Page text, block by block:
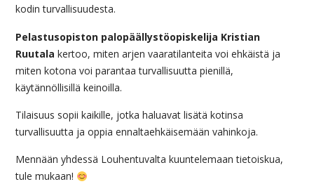
kodin turvallisuudesta.
Pelastusopiston palopäällystöopiskelija Kristian
Ruutala kertoo, miten arjen vaaratilanteita voi ehkäistä ja
miten kotona voi parantaa turvallisuutta pienillä,
käytännöllisillä keinoilla.
Tilaisuus sopii kaikille, jotka haluavat lisätä kotinsa
turvallisuutta ja oppia ennaltaehkäisemään vahinkoja.
Mennään yhdessä Louhentuvalta kuuntelemaan tietoiskua,
tule mukaan!